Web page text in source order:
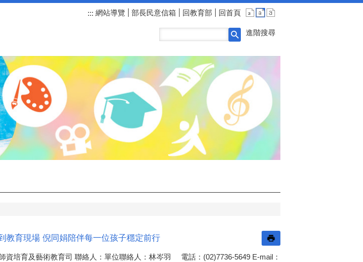
::: 網站導覽 部長民意信箱 回教育部 回首頁
進階搜尋
教育現場 倪同娟陪伴每一位孩子穩定前行
資培育及藝術教育司 聯絡人：單位聯絡人：林岑羽 電話：(02)7736-5649 E-mail：